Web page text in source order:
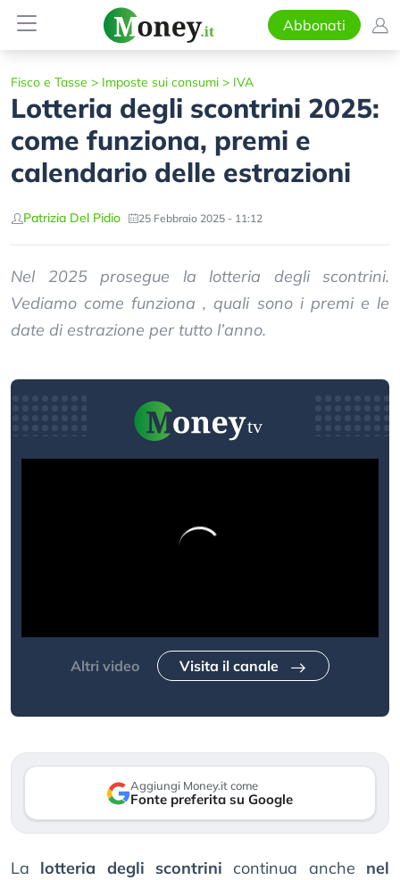
Abbonati
Fisco e Tasse > Imposte sui consumi > IVA
Lotteria degli scontrini 2025:
come funziona, premi e
calendario delle estrazioni
Patrizia Del Pidio 25 Febbraio 2025 - 11:12
Nel 2025 prosegue la lotteria degli scontrini.
Vediamo come funziona , quali sono i premi e le
date di estrazione per tutto l’anno.
Altri video Visita il canale
Aggiungi Money.it come
Fonte preferita su Google
La lotteria degli scontrini continua anche nel